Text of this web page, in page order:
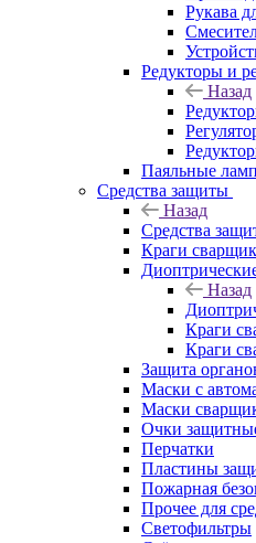
Рукава
Редукторы и
Назад
Паяльные
Средства защиты
Назад
Средства
Краги
Назад
Краги
Краги
Защита
Маски с
Маски
Очки
Перчатки
Пластины
Пожарная
Прочее для
Светофильтры